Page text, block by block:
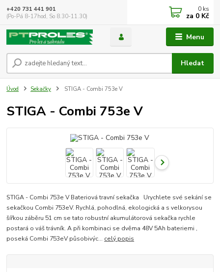
Menu
Hledat
+420 731 441 901
(Po-Pá 8-17hod, So 8.30-11.30)
0 ks
za 0 Kč
Úvod Sekačky STIGA - Combi 753e V
STIGA - Combi 753e V
STIGA - Combi 753e V Bateriová travní sekačka Urychlete své sekání se
sekačkou Combi 753eV. Rychlá, pohodlná, ekologická a s velkorysou
šířkou záběru 51 cm se tato robustní akumulátorová sekačka rychle
postará o váš trávník. A při kombinaci se dvěma 48V 5Ah bateriemi ,
poseká Combi 753eV působivýc... celý popis